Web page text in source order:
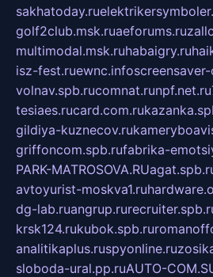
sakhatoday.ru
golf2club.msk.ruaeforums.ru
multimodal.msk.ruhabaigry.ru
isz-fest.ruewnc.info
volnav.spb.rucomnat.runpf.net.ru
tesiaes.rucard.com.ru
gildiya-kuznecov.ru
griffoncom.spb.rufabrika-
PARK-MATROSOVA.RU
avtoyurist-moskva1.ru
dg-lab.ruangrup.ru
krsk124.rukubok.spb.ru
analitikaplus.ruspyonline.ru
sloboda-ural.pp.ruAUTO-